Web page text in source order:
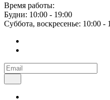
Время работы:
Будни: 10:00 - 19:00
Суббота, воскресенье: 10:00 -